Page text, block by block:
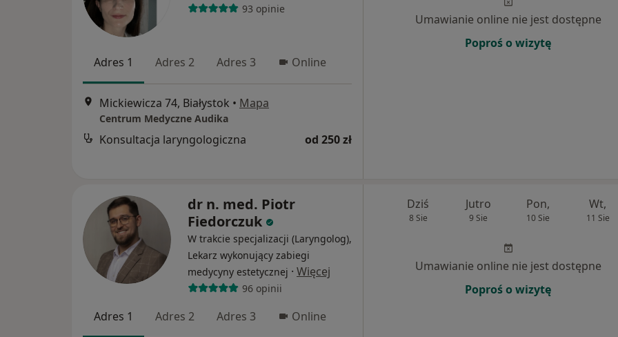
93 opinie
Adres 1 Adres 2 Adres 3 Online
Mickiewicza 74, Białystok • Mapa
Centrum Medyczne Audika
Konsultacja laryngologiczna od 250 zł
Umawianie online nie jest dostępne
Poproś o wizytę
dr n. med. Piotr
Fiedorczuk
W trakcie specjalizacji (Laryngolog),
Lekarz wykonujący zabiegi
medycyny estetycznej · Więcej
96 opinii
Adres 1 Adres 2 Adres 3 Online
Dziś
8 Sie
Jutro
9 Sie
Pon,
10 Sie
Wt,
11 Sie
Umawianie online nie jest dostępne
Poproś o wizytę